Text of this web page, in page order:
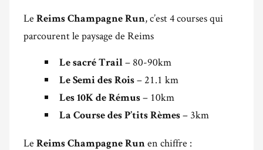
Le Reims Champagne Run, c’est 4 courses qui
parcourent le paysage de Reims
Le sacré Trail – 80-90km
Le Semi des Rois – 21.1 km
Les 10K de Rémus – 10km
La Course des P’tits Rèmes – 3km
Le Reims Champagne Run en chiffre :